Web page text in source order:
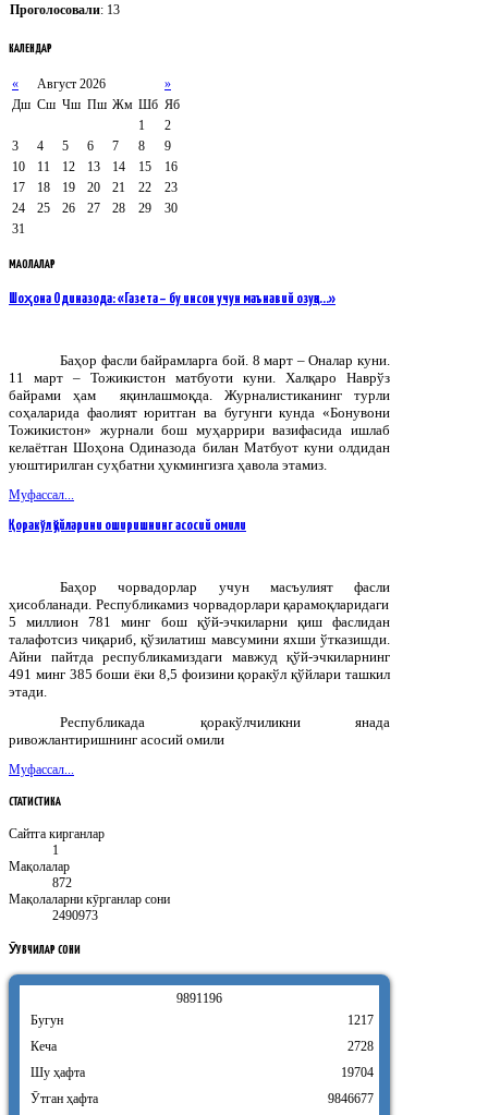
Проголосовали: 13
КАЛЕНДАР
« Август 2026
»
Дш Сш Чш Пш Жм Шб Яб
1
2
3
4 5 6 7 8
9
10
11 12 13 14 15
16
17
18 19 20 21 22
23
24
25 26 27 28 29
30
31
МАҚОЛАЛАР
Шоҳона Одиназода: «Газета – бу инсон учун маънавий озуқа…»
Баҳор фасли байрамларга бой. 8 март – Оналар куни.
11 март – Тожикистон матбуоти куни. Халқаро Наврўз
байрами ҳам яқинлашмоқда. Журналистиканинг турли
соҳаларида фаолият юритган ва бугунги кунда «Бонувони
Тожикистон» журнали бош муҳаррири вазифасида ишлаб
келаётган Шоҳона Одиназода билан Матбуот куни олдидан
уюштирилган суҳбатни ҳукмингизга ҳавола этамиз.
Муфассал...
Қоракўл қўйларини оширишнинг асосий омили
Баҳор чорвадорлар учун масъулият
фасли
ҳисобланади Республикамиз чорвадорлари қарамоқларидаги
5 миллион 781 минг бош қўй-эчкиларни қиш фаслидан
талафотсиз чиқариб, қўзилатиш мавсумини яхши ўтказишди.
Айни пайтда республикамиздаги мавжуд қўй-эчкиларнинг
491 минг 385 боши ёки 8,5 фоизини қоракўл қўйлари ташкил
этади.
Республикада қоракўлчиликни янада
ривожлантиришнинг асосий омили
Муфассал...
СТАТИСТИКА
Сайтга кирганлар
1
Мақолалар
872
Мақолаларни кӯрганлар сони
2490973
ӮҚУВЧИЛАРСОНИ
9891 196
Бугун
Кеча
Шу ҳафта
Ӯтган ҳафта
1217
2728
19704
9846677